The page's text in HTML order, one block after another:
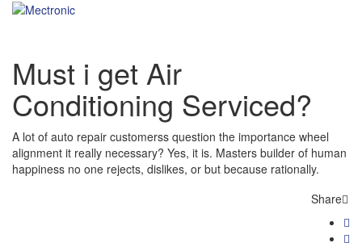
Must i get Air
Conditioning Serviced?
A lot of auto repair customerss question the importance wheel
alignment it really necessary? Yes, it is. Masters builder of human
happiness no one rejects, dislikes, or but because rationally.
Share